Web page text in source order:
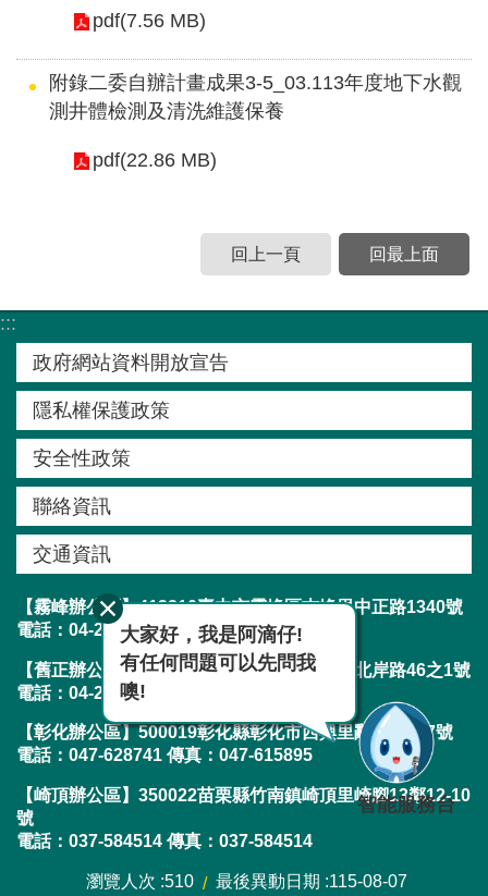
pdf(7.56 MB)
附錄二委自辦計畫成果3-5_03.113年度地下水觀
測井體檢測及清洗維護保養
pdf(22.86 MB)
回上一頁 回最上面
:::
政府網站資料開放宣告
隱私權保護政策
安全性政策
聯絡資訊
交通資訊
【霧峰辦公區】413210臺中市霧峰區吉峰里中正路1340號
電話：04-23304788 傳真：04-23300282
【舊正辦公區】413001臺中市霧峰區舊正里北岸路46之1號
電話：04-23304788 傳真：04-23303019
【彰化辦公區】500019彰化縣彰化市西興里辭修路217號
電話：047-628741 傳真：047-615895
【崎頂辦公區】350022苗栗縣竹南鎮崎頂里崎腳13鄰12-10
號
電話：037-584514 傳真：037-584514
瀏覽人次 510 最後異動日期 115-08-07
大家好，我是阿滴仔!
有任何問題可以先問我
噢!
智能服務台